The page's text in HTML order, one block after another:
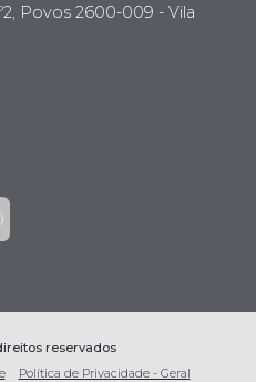
Povos 2600-009 - Vila
reservados
Política de Privacidade - Geral